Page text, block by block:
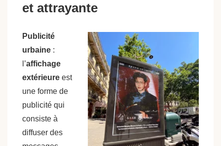
et attrayante
Publicité
urbaine :
l’affichage
extérieure est
une forme de
publicité qui
consiste à
diffuser des